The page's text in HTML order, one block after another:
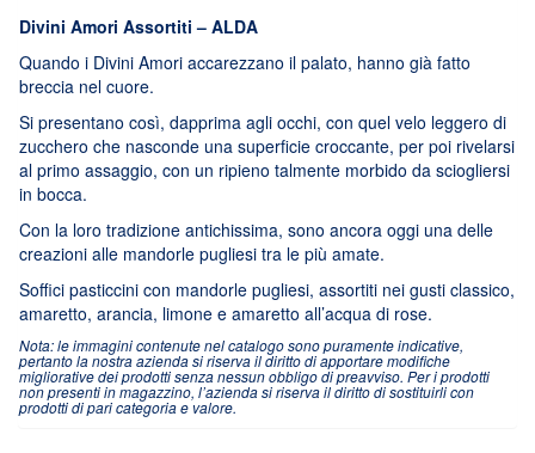
Divini Amori Assortiti – ALDA
Quando i Divini Amori accarezzano il palato, hanno già fatto
breccia nel cuore.
Si presentano così, dapprima agli occhi, con quel velo leggero di
zucchero che nasconde una superficie croccante, per poi rivelarsi
al primo assaggio, con un ripieno talmente morbido da sciogliersi
in bocca.
Con la loro tradizione antichissima, sono ancora oggi una delle
creazioni alle mandorle pugliesi tra le più amate.
Soffici pasticcini con mandorle pugliesi, assortiti nei gusti classico,
amaretto, arancia, limone e amaretto all’acqua di rose.
Nota: le immagini contenute nel catalogo sono puramente indicative,
pertanto la nostra azienda si riserva il diritto di apportare modifiche
migliorative dei prodotti senza nessun obbligo di preavviso. Per i prodotti
non presenti in magazzino, l’azienda si riserva il diritto di sostituirli con
prodotti di pari categoria e valore.